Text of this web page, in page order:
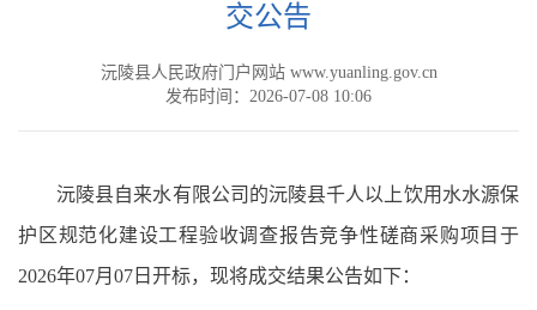
交公告
沅陵县人民政府门户网站 www.yuanling.gov.cn
发布时间：2026-07-08 10:06
沅陵县自来水有限公司的沅陵县千人以上饮用水水源保
护区规范化建设工程验收调查报告竞争性磋商采购项目于
2026年07月07日开标，现将成交结果公告如下：